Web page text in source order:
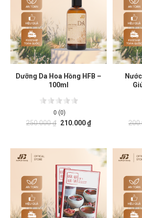
Dưỡng Da Hoa Hồng HFB –
100ml
0 (0)
250.000₫ 210.000₫